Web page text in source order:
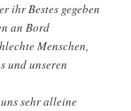
ihr Bestes gegeben
an Bord
Menschen,
und unseren
sehr alleine